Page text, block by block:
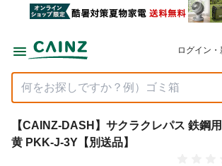
ログイン
【CAINZ-DASH】サクラクレパス 鉄鋼
黄 PKK-J-3Y【別送品】